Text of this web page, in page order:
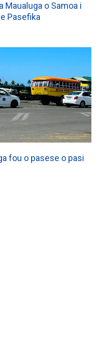
Maualuga o Samoa i
Pasefika
fou o pasese o pasi